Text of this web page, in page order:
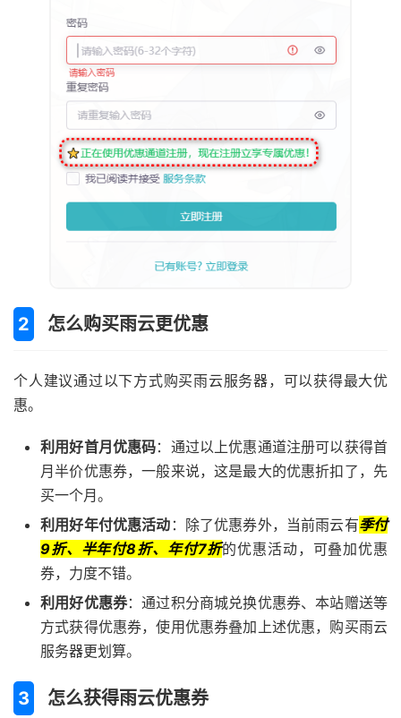
怎么购买雨云更优惠
个人建议通过以下方式购买雨云服务器，可以获得最大优
惠。
利用好首月优惠码：通过以上优惠通道注册可以获得首
月半价优惠券，一般来说，这是最大的优惠折扣了，先
买一个月。
利用好年付优惠活动 ：除了优惠券外，当前雨云有季付
9折、半年付8折、年付7折的优惠活动，可叠加优惠
券，力度不错。
利用好优惠券：通过积分商城兑换优惠券、本站赠送等
方式获得优惠券，使用优惠券叠加上述优惠，购买雨云
服务器更划算。
怎么获得雨云优惠券